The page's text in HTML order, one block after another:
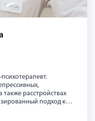
также расстройствах
подход к
Ассоциации